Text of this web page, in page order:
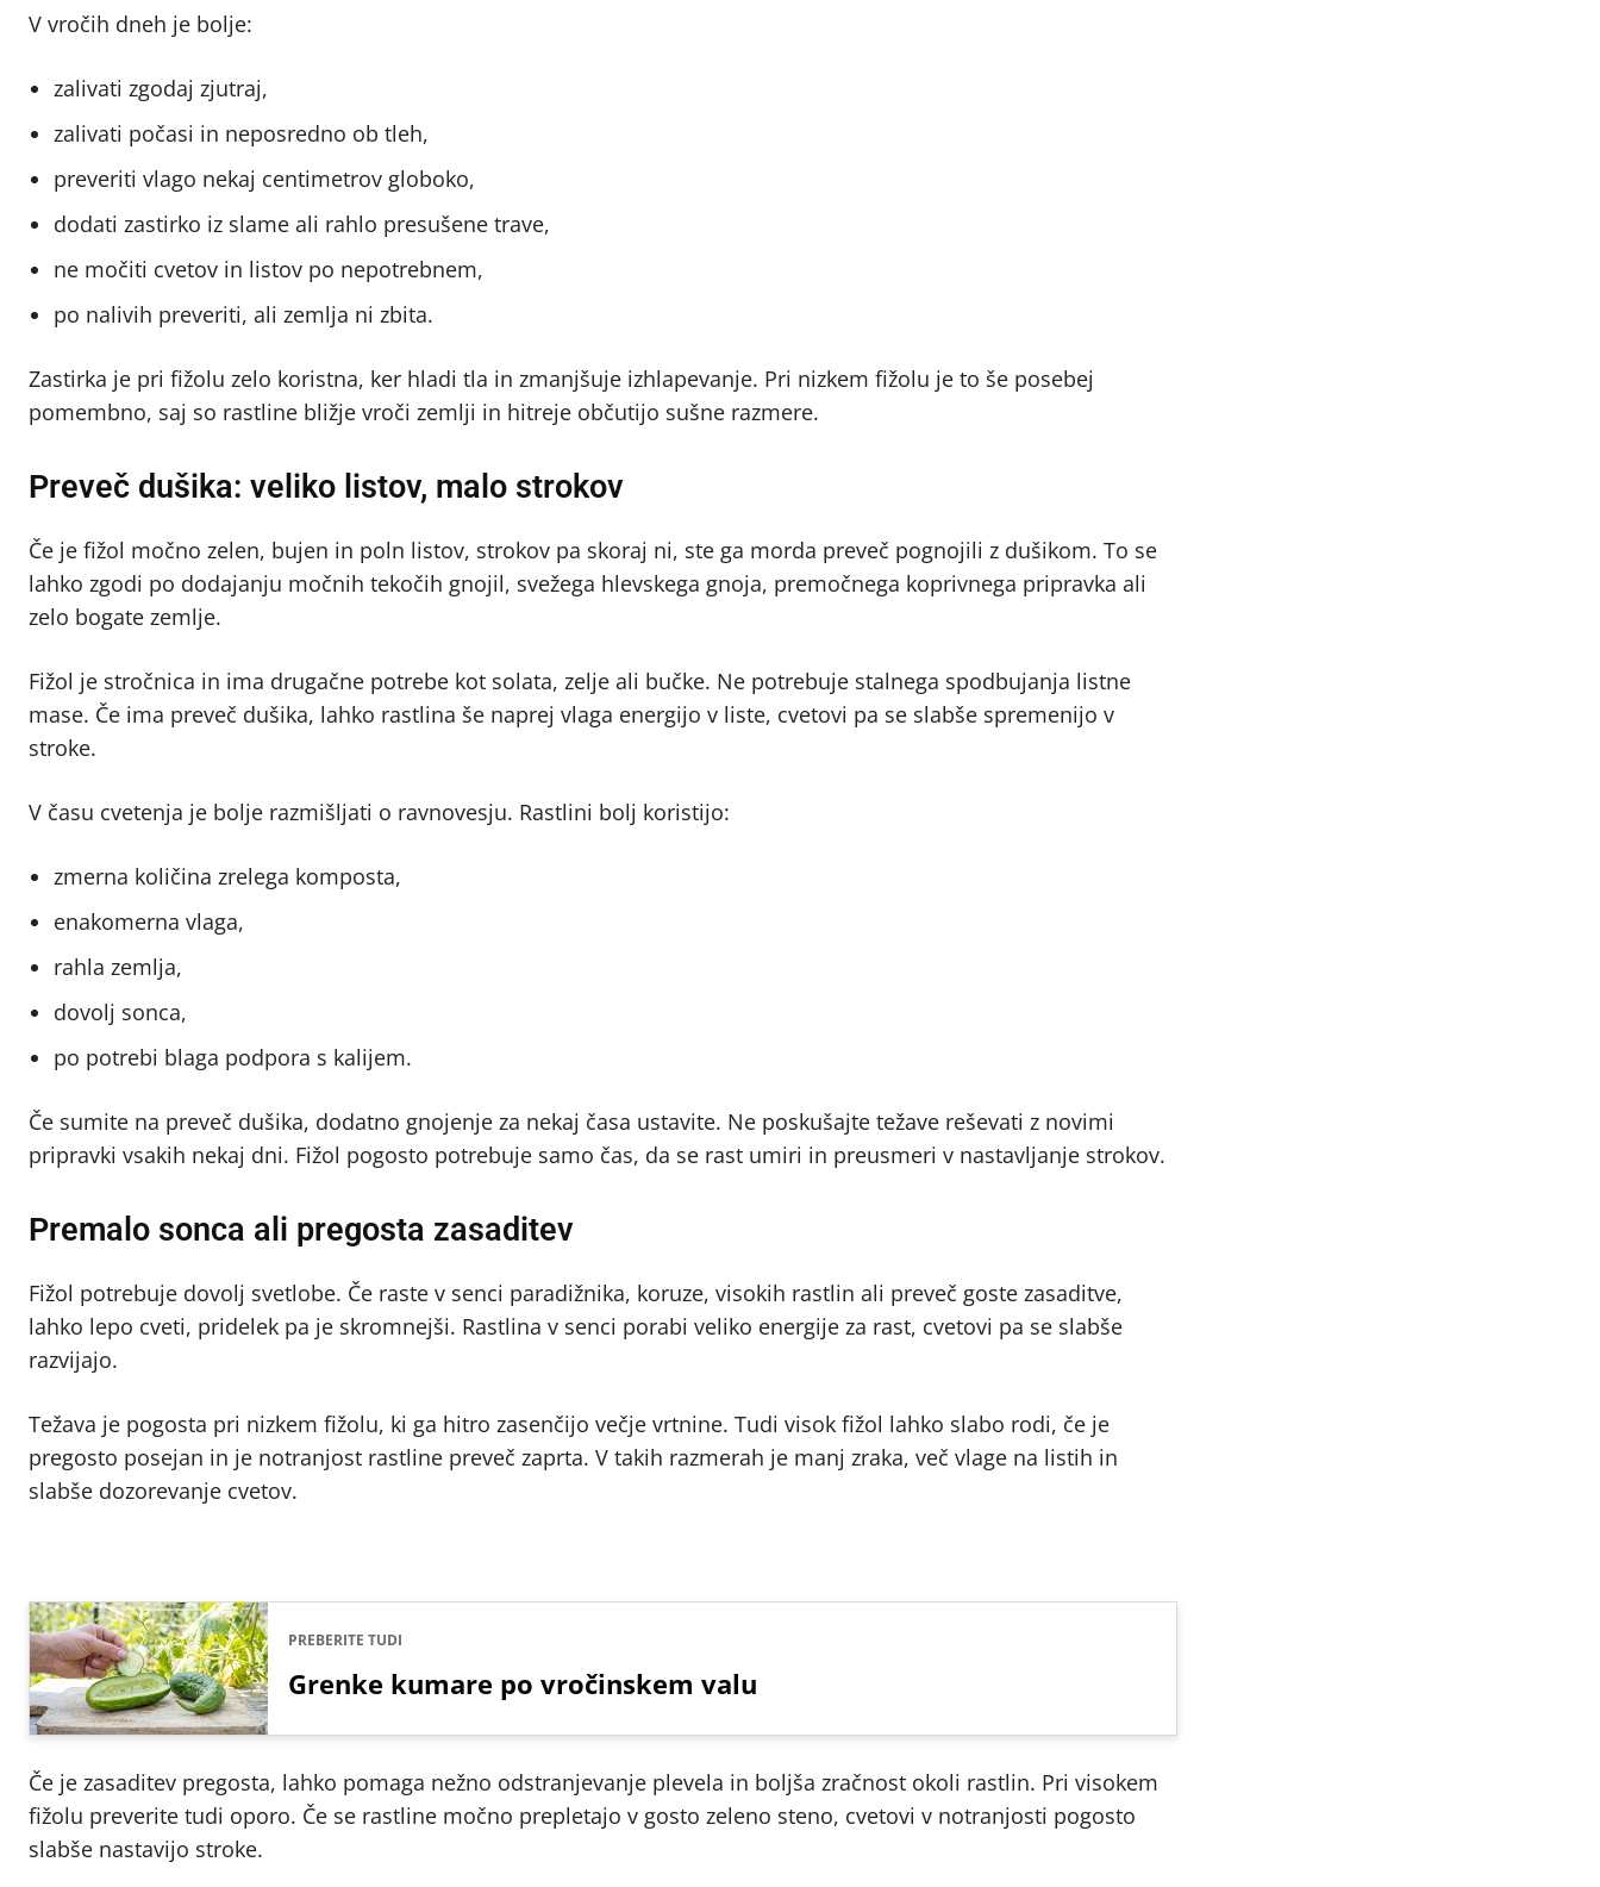
V vročih dneh je bolje:
zalivati zgodaj zjutraj,
zalivati počasi in neposredno ob tleh,
preveriti vlago nekaj centimetrov globoko,
dodati zastirko iz slame ali rahlo presušene trave,
ne močiti cvetov in listov po nepotrebnem,
po nalivih preveriti, ali zemlja ni zbita.
Zastirka je pri fižolu zelo koristna, ker hladi tla in zmanjšuje izhlapevanje. Pri nizkem fižolu je to še posebej
pomembno, saj so rastline bližje vroči zemlji in hitreje občutijo sušne razmere.
Preveč dušika: veliko listov, malo strokov
Če je fižol močno zelen, bujen in poln listov, strokov pa skoraj ni, ste ga morda preveč pognojili z dušikom. To se
lahko zgodi po dodajanju močnih tekočih gnojil, svežega hlevskega gnoja, premočnega koprivnega pripravka ali
zelo bogate zemlje.
Fižol je stročnica in ima drugačne potrebe kot solata, zelje ali bučke. Ne potrebuje stalnega spodbujanja listne
mase. Če ima preveč dušika, lahko rastlina še naprej vlaga energijo v liste, cvetovi pa se slabše spremenijo v
stroke.
V času cvetenja je bolje razmišljati o ravnovesju. Rastlini bolj koristijo:
zmerna količina zrelega komposta,
enakomerna vlaga,
rahla zemlja,
dovolj sonca,
po potrebi blaga podpora s kalijem.
Če sumite na preveč dušika, dodatno gnojenje za nekaj časa ustavite. Ne poskušajte težave reševati z novimi
pripravki vsakih nekaj dni. Fižol pogosto potrebuje samo čas, da se rast umiri in preusmeri v nastavljanje strokov.
Premalo sonca ali pregosta zasaditev
Fižol potrebuje dovolj svetlobe. Če raste v senci paradižnika, koruze, visokih rastlin ali preveč goste zasaditve,
lahko lepo cveti, pridelek pa je skromnejši. Rastlina v senci porabi veliko energije za rast, cvetovi pa se slabše
razvijajo.
Težava je pogosta pri nizkem fižolu, ki ga hitro zasenčijo večje vrtnine. Tudi visok fižol lahko slabo rodi, če je
pregosto posejan in je notranjost rastline preveč zaprta. V takih razmerah je manj zraka, več vlage na listih in
slabše dozorevanje cvetov.
PREBERITE TUDI
Grenke kumare po vročinskem valu
Če je zasaditev pregosta, lahko pomaga nežno odstranjevanje plevela in boljša zračnost okoli rastlin. Pri visokem
fižolu preverite tudi oporo. Če se rastline močno prepletajo v gosto zeleno steno, cvetovi v notranjosti pogosto
slabše nastavijo stroke.